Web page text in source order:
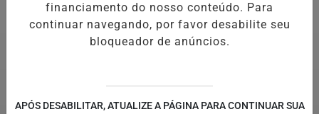
EM ALTA
Política
financiamento do nosso conteúdo. Para
continuar navegando, por favor desabilite seu
bloqueador de anúncios.
APÓS DESABILITAR, ATUALIZE A PÁGINA PARA CONTINUAR SUA